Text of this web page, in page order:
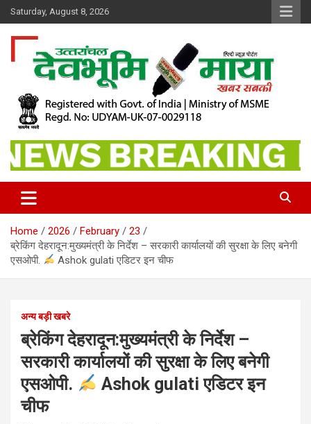
Skip
to
content
Saturday, August 8, 2026
Dev Bhoomi Maya
Home 2026 February
23
ब्रेकिंग देहरादून:मुख्यमंत्री के निर्देश – सरकारी कार्यालयों की सुरक्षा के लिए बनेगी
एसओपी.
Ashok gulati एडिटर इन चीफ
अन्य बड़ी खबरे
ब्रेकिंग देहरादून:मुख्यमंत्री के निर्देश –
सरकारी कार्यालयों की सुरक्षा के लिए बनेगी
एसओपी.
Ashok gulati एडिटर इन
चीफ